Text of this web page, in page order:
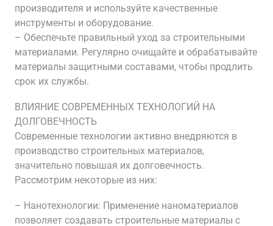
производителя и используйте качественные
инструменты и оборудование.
– Обеспечьте правильный уход за строительными
материалами. Регулярно очищайте и обрабатывайте
материалы защитными составами, чтобы продлить
срок их службы.
ВЛИЯНИЕ СОВРЕМЕННЫХ ТЕХНОЛОГИЙ НА
ДОЛГОВЕЧНОСТЬ
Современные технологии активно внедряются в
производство строительных материалов,
значительно повышая их долговечность.
Рассмотрим некоторые из них:
– Нанотехнологии: Применение наноматериалов
позволяет создавать строительные материалы с